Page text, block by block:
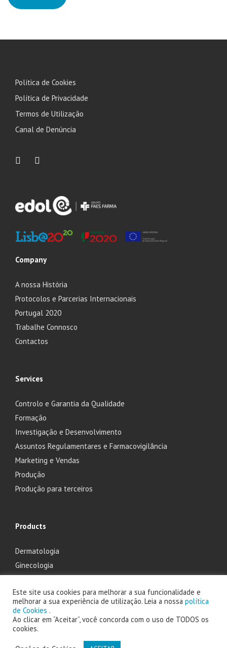
Política de Cookies
Política de Privacidade
Termos de Utilização
Canal de Denúncia
Company
A nossa História
Protocolos e Parcerias Internacionais
Portugal 2020
Trabalhe Connosco
Contactos
Services
Controlo e Garantia da Qualidade
Formação
Investigação e Desenvolvimento
Assuntos Regulamentares e Farmacovigilância
Marketing e Vendas
Produção
Produção para terceiros
Products
Dermatologia
Ginecologia
Otorrinolaringologia
2025 Laboratório Edol - Produtos Farmacêuticos, S.A. powered by
Este site usa cookies para melhorar a sua funcionalidade e
melhorar a sua experiência de utilização. Leia a nossa política
de Cookies .
Ao clicar em “Aceitar”, você concorda com o uso de TODOS os
cookies.